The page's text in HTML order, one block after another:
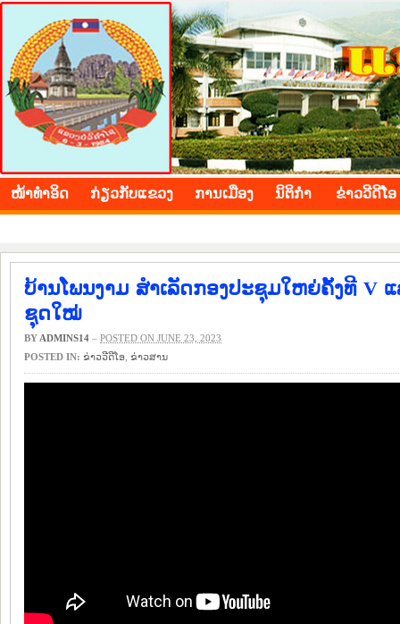
BOLIKHAMXAY PROVINCE
ໜ້າ​ທຳ​ອິດ ​ກ່ຽວ​ກັບ​ແຂວງ ​ການ​ເມືອງ ນິ​ຕິ​ກຳ ຂ່າວ​ວີ​ດີ​ໂອ
ບ້ານໂພນງາມ ສຳເລັດກອງປະຊຸມໃຫຍ່ຄັ້ງທີ V
ຊຸດໃໝ່
BY ADMINS14 – POSTED ON JUNE 23, 2023
POSTED IN: ຂ່າວ​ວີ​ດີ​ໂອ ​ຂ່າວ​ສານ